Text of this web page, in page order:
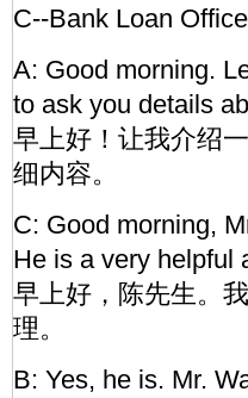
C--Bank Loan
A: Good morning.
to ask you details
早上好！让我介绍
细内容。
C: Good morning,
He is a very helpful
早上好，陈先生。
理。
B: Yes, he is. Mr.